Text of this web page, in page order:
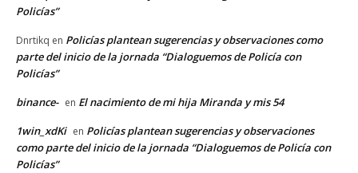
Policías”
Dnrtikq en Policías plantean sugerencias y observaciones como
parte del inicio de la jornada “Dialoguemos de Policía con
Policías”
binance- en El nacimiento de mi hija Miranda y mis 54
1win_xdKi en Policías plantean sugerencias y observaciones
como parte del inicio de la jornada “Dialoguemos de Policía con
Policías”